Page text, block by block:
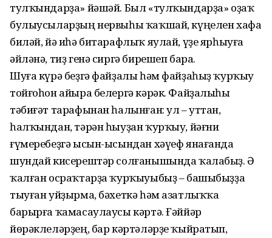
тулҡындарҙа» йәшәй. Был «тулҡындарҙа» оҙаҡ
булыусыларҙың нервыһы ҡаҡшай, күңелен хафа
биләй, йә иһә битарафлыҡ яулай, үҙе ярһыуға
әйләнә, тиҙ генә сиргә бирешеп бара.
Шуға күрә беҙгә файҙалы һәм файҙаһыҙ ҡурҡыу
тойғоһон айыра белергә кәрәк. Файҙалыһы
тәбиғәт тарафынан һалынған: ул – уттан,
һалҡындан, тәрән һыуҙан ҡурҡыу, йәғни
ғүмеребеҙгә ысын-ысындан хәүеф янағанда
шундай кисерештәр солғанышында ҡалабыҙ. Ә
ҡалған осраҡтарҙа ҡурҡыуыбыҙ – башыбыҙҙа
тыуған уйҙырма, бәхеткә һәм азатлыҡҡа
барырға ҡамасаулаусы кәртә. Ғәййәр
йөрәклеләрҙең, бар кәртәләрҙе ҡыйратып,